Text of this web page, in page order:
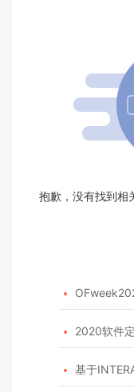
抱歉，没有找到相

 2020软件
 基于